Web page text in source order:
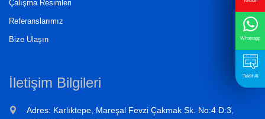
Çalışma Resimleri
Referanslarımız
Bize Ulaşın
İletişim Bilgileri
Adres: Karlıktepe, Mareşal Fevzi Çakmak Sk. No:4 D:3,
Whatsapp
Teklif Al